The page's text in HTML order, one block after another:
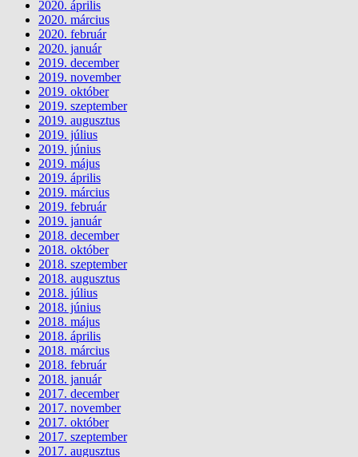
2020. április
2020. március
2020. február
2020. január
2019. december
2019. november
2019. október
2019. szeptember
2019. augusztus
2019. július
2019. június
2019. május
2019. április
2019. március
2019. február
2019. január
2018. december
2018. október
2018. szeptember
2018. augusztus
2018. július
2018. június
2018. május
2018. április
2018. március
2018. február
2018. január
2017. december
2017. november
2017. október
2017. szeptember
2017. augusztus